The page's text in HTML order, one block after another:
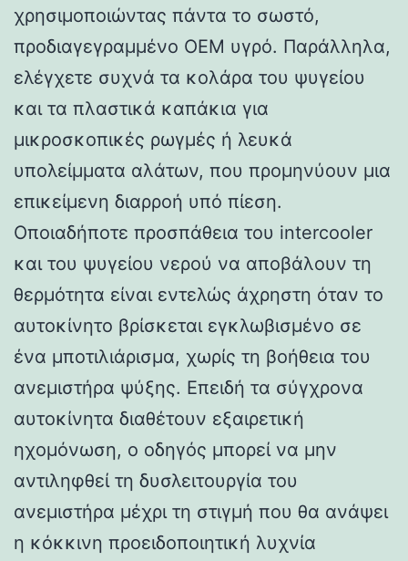
χρησιμοποιώντας πάντα το σωστό,
προδιαγεγραμμένο OEM υγρό. Παράλληλα,
ελέγχετε συχνά τα κολάρα του ψυγείου
και τα πλαστικά καπάκια για
μικροσκοπικές ρωγμές ή λευκά
υπολείμματα αλάτων, που προμηνύουν μια
επικείμενη διαρροή υπό πίεση.
Οποιαδήποτε προσπάθεια του intercooler
και του ψυγείου νερού να αποβάλουν τη
θερμότητα είναι εντελώς άχρηστη όταν το
αυτοκίνητο βρίσκεται εγκλωβισμένο σε
ένα μποτιλιάρισμα, χωρίς τη βοήθεια του
ανεμιστήρα ψύξης. Επειδή τα σύγχρονα
αυτοκίνητα διαθέτουν εξαιρετική
ηχομόνωση, ο οδηγός μπορεί να μην
αντιληφθεί τη δυσλειτουργία του
ανεμιστήρα μέχρι τη στιγμή που θα ανάψει
η κόκκινη προειδοποιητική λυχνία